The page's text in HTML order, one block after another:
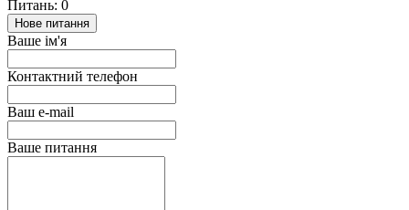
Питань: 0
Нове питання
Ваше ім'я
Контактний телефон
Ваш e-mail
Ваше питання